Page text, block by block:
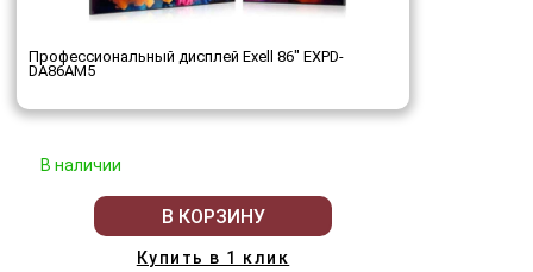
Профессиональный дисплей Exell 86" EXPD-
DA86AM5
В наличии
В КОРЗИНУ
Купить в 1 клик